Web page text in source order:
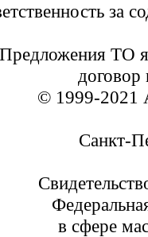
за
Предложения ТО
© 1999-2021
Санкт-
в сфере